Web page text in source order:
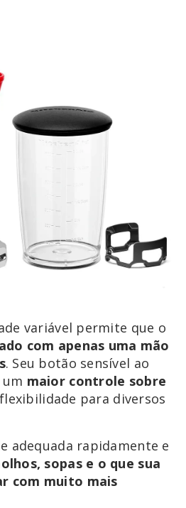
variável permite que o
com apenas uma mão
. Seu botão sensível ao
maior controle sobre
para diversos
adequada rapidamente e
sopas e o que sua
com muito mais